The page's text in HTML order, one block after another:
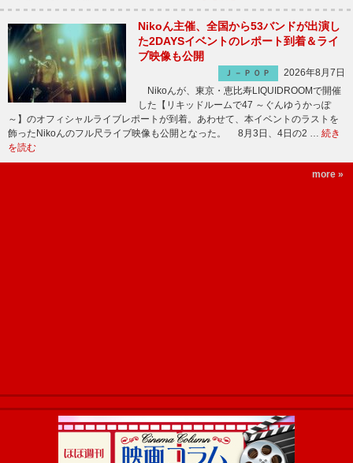
Nikoん主催、全国から53バンドが出演し
た2DAYSイベントのレポート到着＆ライ
ブ映像も公開
Ｊ－ＰＯＰ
2026年8月7日
Nikoんが、東京・恵比寿LIQUIDROOMで開催
した【リキッドルームで47 ～ぐんゆうかっぽ
～】のオフィシャルライブレポートが到着。あわせて、本イベントのラストを
飾ったNikoんのフル尺ライブ映像も公開となった。 8月3日、4日の2 … 続き
を読む
more »